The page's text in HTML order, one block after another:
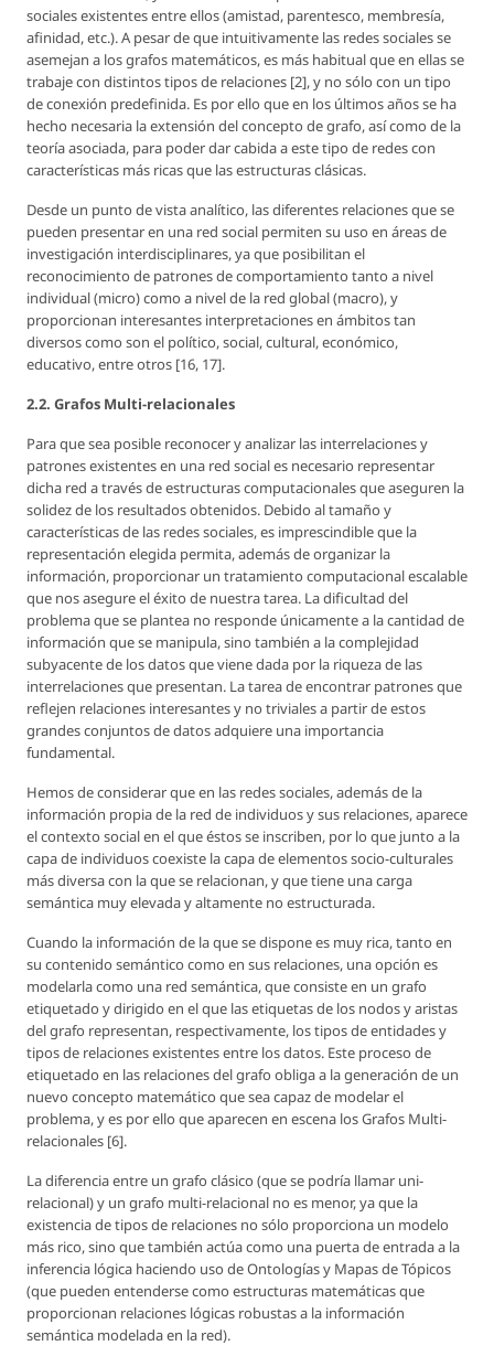
sociales existentes entre ellos (amistad, parentesco, membresía,
afinidad, etc.). A pesar de que intuitivamente las redes sociales se
asemejan a los grafos matemáticos, es más habitual que en ellas se
trabaje con distintos tipos de relaciones [2], y no sólo con un tipo
de conexión predefinida. Es por ello que en los últimos años se ha
hecho necesaria la extensión del concepto de grafo, así como de la
teoría asociada, para poder dar cabida a este tipo de redes con
características más ricas que las estructuras clásicas.
Desde un punto de vista analítico, las diferentes relaciones que se
pueden presentar en una red social permiten su uso en áreas de
investigación interdisciplinares, ya que posibilitan el
reconocimiento de patrones de comportamiento tanto a nivel
individual (micro) como a nivel de la red global (macro), y
proporcionan interesantes interpretaciones en ámbitos tan
diversos como son el político, social, cultural, económico,
educativo, entre otros [16, 17].
2.2. Grafos Multi-relacionales
Para que sea posible reconocer y analizar las interrelaciones y
patrones existentes en una red social es necesario representar
dicha red a través de estructuras computacionales que aseguren la
solidez de los resultados obtenidos. Debido al tamaño y
características de las redes sociales, es imprescindible que la
representación elegida permita, además de organizar la
información, proporcionar un tratamiento computacional escalable
que nos asegure el éxito de nuestra tarea. La dificultad del
problema que se plantea no responde únicamente a la cantidad de
información que se manipula, sino también a la complejidad
subyacente de los datos que viene dada por la riqueza de las
interrelaciones que presentan. La tarea de encontrar patrones que
reflejen relaciones interesantes y no triviales a partir de estos
grandes conjuntos de datos adquiere una importancia
fundamental.
Hemos de considerar que en las redes sociales, además de la
información propia de la red de individuos y sus relaciones, aparece
el contexto social en el que éstos se inscriben, por lo que junto a la
capa de individuos coexiste la capa de elementos socio-culturales
más diversa con la que se relacionan, y que tiene una carga
semántica muy elevada y altamente no estructurada.
Cuando la información de la que se dispone es muy rica, tanto en
su contenido semántico como en sus relaciones, una opción es
modelarla como una red semántica, que consiste en un grafo
etiquetado y dirigido en el que las etiquetas de los nodos y aristas
del grafo representan, respectivamente, los tipos de entidades y
tipos de relaciones existentes entre los datos. Este proceso de
etiquetado en las relaciones del grafo obliga a la generación de un
nuevo concepto matemático que sea capaz de modelar el
problema, y es por ello que aparecen en escena los Grafos Multi-
relacionales [6].
La diferencia entre un grafo clásico (que se podría llamar uni-
relacional) y un grafo multi-relacional no es menor, ya que la
existencia de tipos de relaciones no sólo proporciona un modelo
más rico, sino que también actúa como una puerta de entrada a la
inferencia lógica haciendo uso de Ontologías y Mapas de Tópicos
(que pueden entenderse como estructuras matemáticas que
proporcionan relaciones lógicas robustas a la información
semántica modelada en la red).